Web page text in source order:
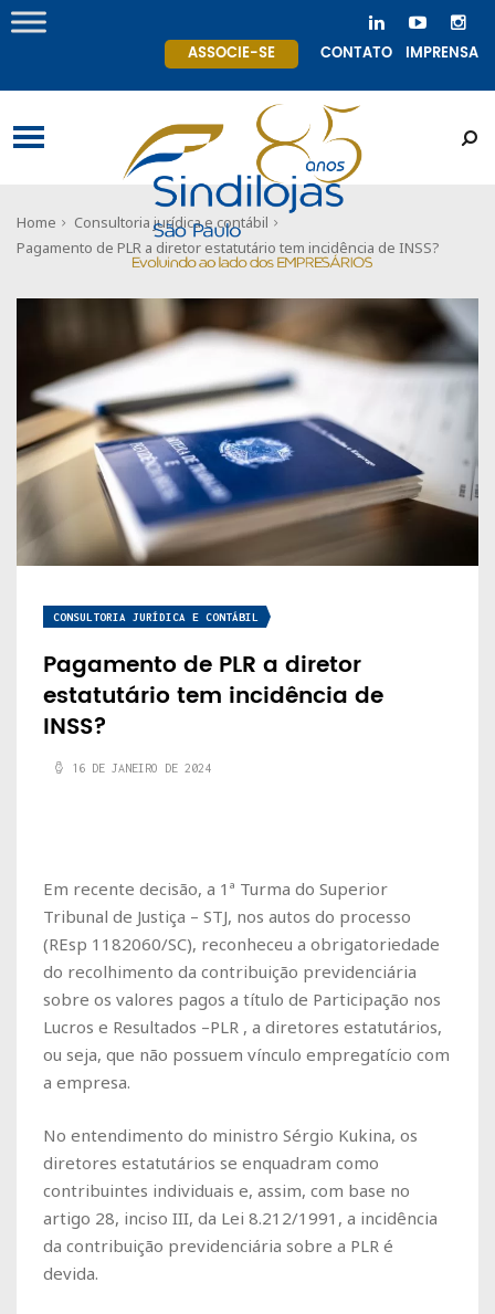
ASSOCIE-SE CONTATO IMPRENSA
Home
Consultoria jurídica e contábil
Pagamento de PLR a diretor estatutário tem incidência de INSS?
CONSULTORIA JURÍDICA E CONTÁBIL
Pagamento de PLR a diretor
estatutário tem incidência de
INSS?
16 DE JANEIRO DE 2024
Em recente decisão, a 1ª Turma do Superior
Tribunal de Justiça – STJ, nos autos do processo
(REsp 1182060/SC), reconheceu a obrigatoriedade
do recolhimento da contribuição previdenciária
sobre os valores pagos a título de Participação nos
Lucros e Resultados –PLR , a diretores estatutários,
ou seja, que não possuem vínculo empregatício com
a empresa.
No entendimento do ministro Sérgio Kukina, os
diretores estatutários se enquadram como
contribuintes individuais e, assim, com base no
artigo 28, inciso III, da Lei 8.212/1991, a incidência
da contribuição previdenciária sobre a PLR é
devida.